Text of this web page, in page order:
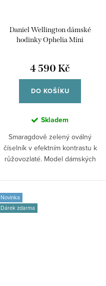
Daniel Wellington dámské
hodinky Ophelia Mini
4 590 Kč
DO KOŠÍKU
Skladem
Smaragdově zelený oválný
číselník v efektním kontrastu k
růžovozlaté. Model dámských
Novinka
Dárek zdarma